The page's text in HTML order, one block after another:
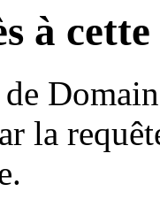
à
la